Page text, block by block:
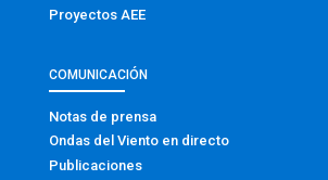
Proyectos AEE
COMUNICACIÓN
Notas de prensa
Ondas del Viento en directo
Publicaciones